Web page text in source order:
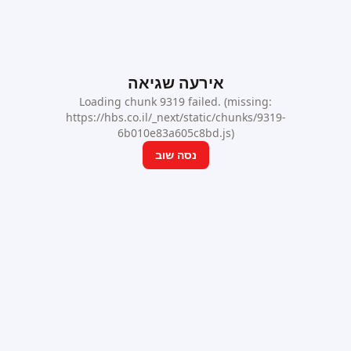
אירעה שגיאה
Loading chunk 9319 failed. (missing:
https://hbs.co.il/_next/static/chunks/9319-
6b010e83a605c8bd.js)